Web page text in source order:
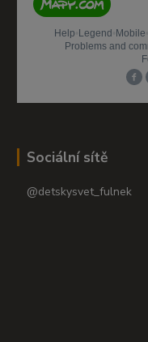
Sociální sítě
@detskysvet_fulnek